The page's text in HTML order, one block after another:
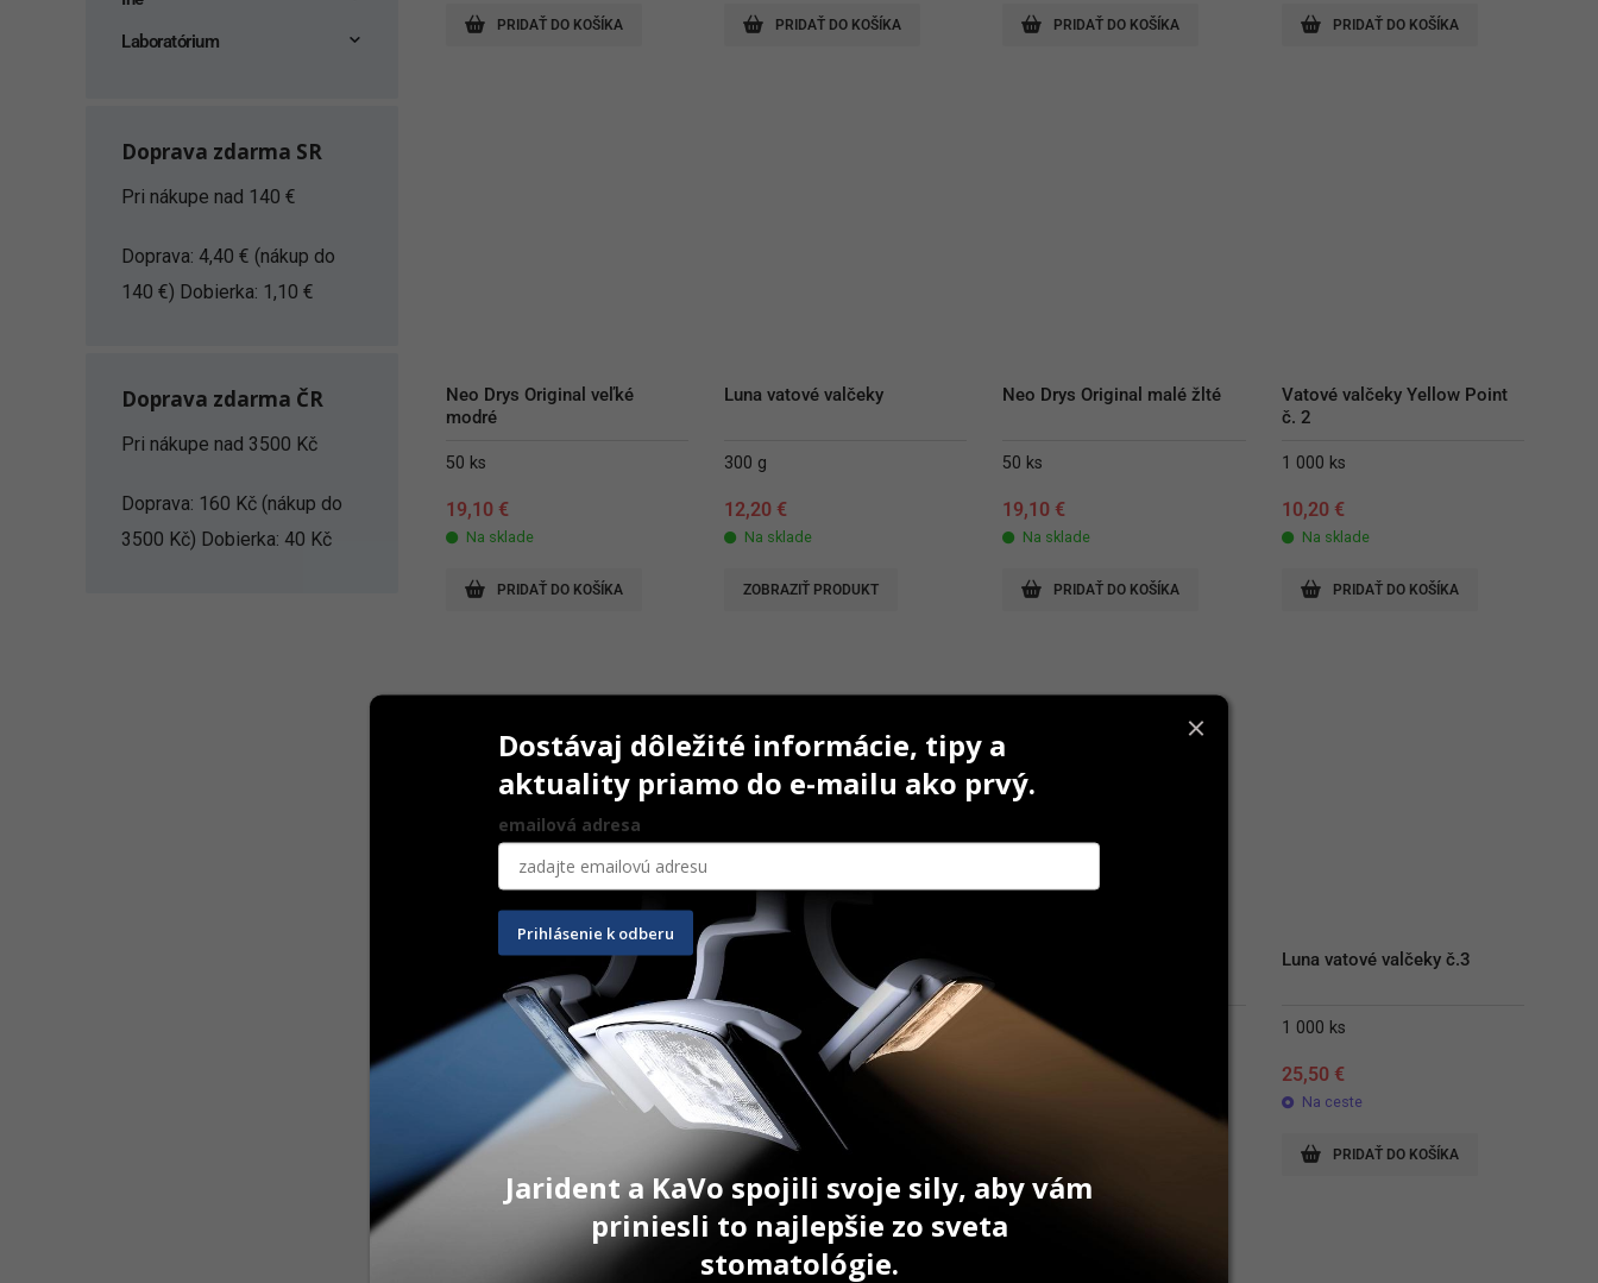
PRIDAŤ DO KOŠÍKA PRIDAŤ DO KOŠÍKA PRIDAŤ DO KOŠÍKA PRIDAŤ DO KOŠÍKA
Neo Drys Original veľké
modré
50 ks
19,10 €
Na sklade
PRIDAŤ DO KOŠÍKA
Luna vatové valčeky
300 g
12,20 €
Na sklade
ZOBRAZIŤ PRODUKT
Neo Drys Original malé žlté
50 ks
19,10 €
Na sklade
PRIDAŤ DO KOŠÍKA
Vatové valčeky Yellow Point
č. 2
1 000 ks
10,20 €
Na sklade
PRIDAŤ DO KOŠÍKA
Luna Gold vatové valčeky
300 g
Na sklade
ZOBRAZIŤ PRODUKT
Drydent Sublingual L
50 ks
26,00
Na sklade
PRIDAŤ DO KOŠÍKA
200 ks
Luna vatové valčeky č.3
1 000 ks
25,50 €
Na ceste
PRIDAŤ DO KOŠÍKA
Laboratórium
Doprava zdarma SR
Pri nákupe nad 140 €
Doprava: 4,40 € (nákup do
140 €) Dobierka: 1,10 €
Doprava zdarma ČR
Pri nákupe nad 3500 Kč
Doprava: 160 Kč (nákup do
3500 Kč) Dobierka: 40 Kč
Dostávaj dôležité informácie, tipy a
aktuality priamo do e-mailu ako prvý.
emailová adresa
Prihlásenie k odberu
Jarident a KaVo spojili svoje sily, aby vám
priniesli to najlepšie zo sveta
stomatológie.